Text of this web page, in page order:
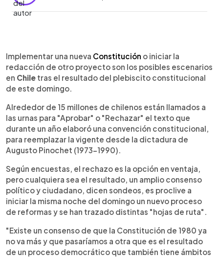
Escuchar artículo
Implementar una nueva Constitución o iniciar la
redacción de otro proyecto son los posibles escenarios
en Chile tras el resultado del plebiscito constitucional
de este domingo.
Alrededor de 15 millones de chilenos están llamados a
las urnas para "Aprobar" o "Rechazar" el texto que
durante un año elaboró una convención constitucional,
para reemplazar la vigente desde la dictadura de
Augusto Pinochet (1973-1990).
Según encuestas, el rechazo es la opción en ventaja,
pero cualquiera sea el resultado, un amplio consenso
político y ciudadano, dicen sondeos, es proclive a
iniciar la misma noche del domingo un nuevo proceso
de reformas y se han trazado distintas "hojas de ruta".
"Existe un consenso de que la Constitución de 1980 ya
no va más y que pasaríamos a otra que es el resultado
de un proceso democrático que también tiene ámbitos